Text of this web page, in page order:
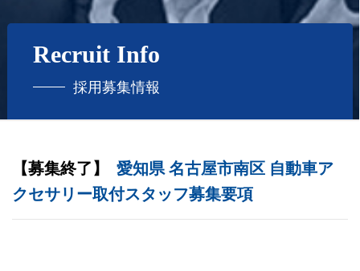
Recruit Info
採用募集情報
【募集終了】
愛知県 名古屋市南区 自動車ア
クセサリー取付スタッフ募集要項